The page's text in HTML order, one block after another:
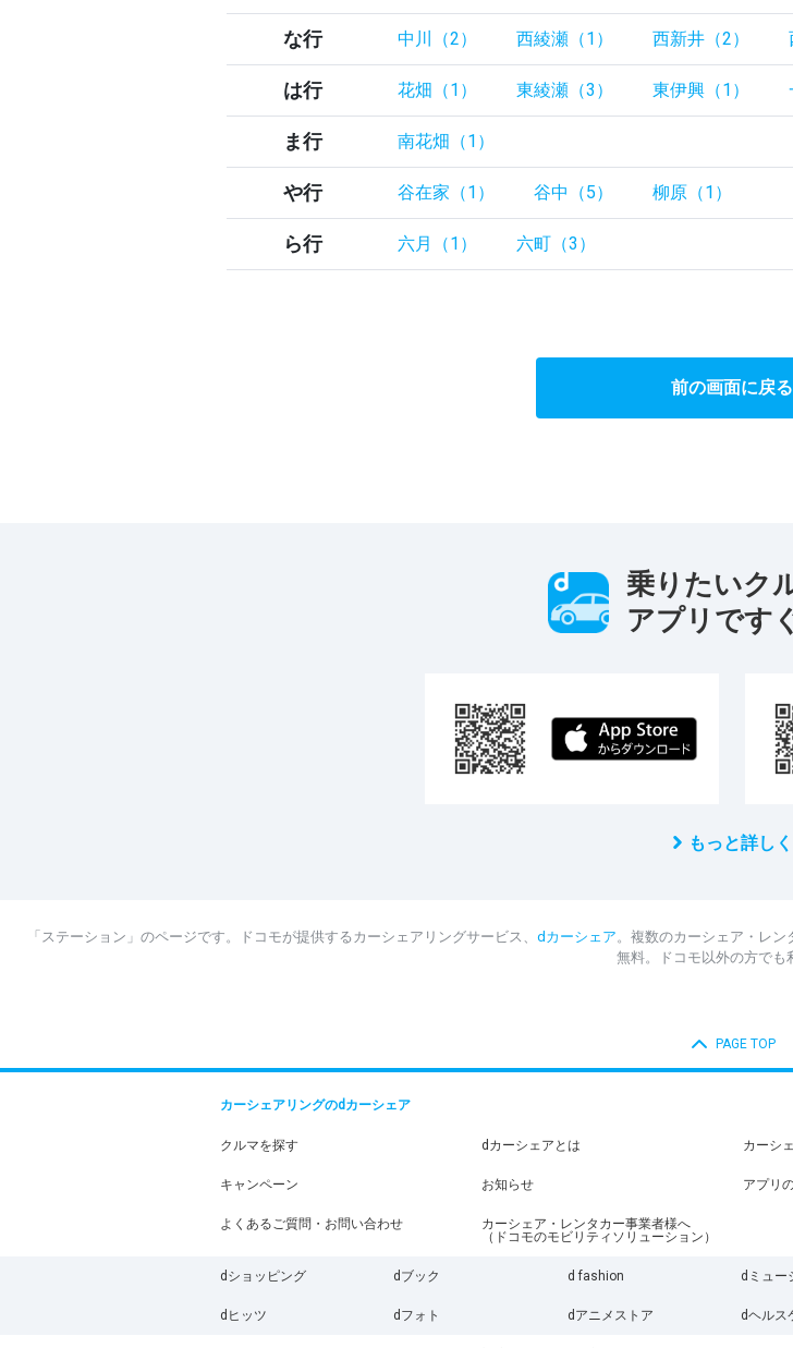
な行 中川（2） 西綾瀬（1） 西新井（2）
は行 花畑（1） 東綾瀬（3） 東伊興（1）
ま行 南花畑（1）
や行 谷在家（1） 谷中（5） 柳原（1）
ら行 六月（1） 六町（3）
前の画面に戻る
乗りたいク
アプリです
もっと詳しく
「ステーション」のページです。ドコモが提供するカーシェアリングサービス、 dカーシェア。複数のカーシェア・レ
無料。ドコモ以外の方でも
PAGE TOP
カーシェアリングのdカーシェア
クルマを探す dカーシェアとは カーシ
キャンペーン お知らせ アプリ
よくあるご質問・お問い合わせ
カーシェア・レンタカー事業者様へ
（ドコモのモビリティソリューション）
dショッピング dブック d fashion dミュー
dヒッツ dフォト dアニメストア dヘルス